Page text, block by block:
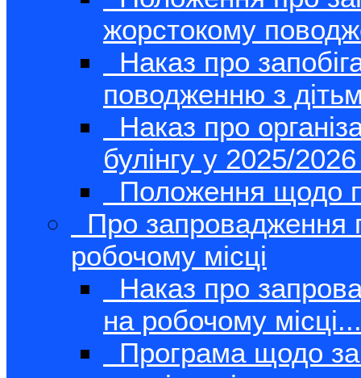
жорстокому
Наказ про
поводженню з
Наказ про
булінгу у 2025/
Положення щодо
Про запровадження
робочому місці
Наказ про
на робочому місці...
Програма щодо